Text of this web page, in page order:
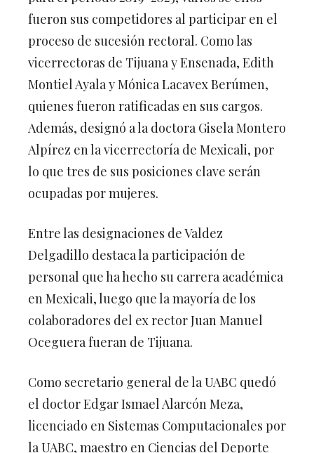
fueron sus competidores al participar en el
proceso de sucesión rectoral. Como las
vicerrectoras de Tijuana y Ensenada, Edith
Montiel Ayala y Mónica Lacavex Berúmen,
quienes fueron ratificadas en sus cargos.
Además, designó a la doctora Gisela Montero
Alpírez en la vicerrectoría de Mexicali, por
lo que tres de sus posiciones clave serán
ocupadas por mujeres.
Entre las designaciones de Valdez
Delgadillo destaca la participación de
personal que ha hecho su carrera académica
en Mexicali, luego que la mayoría de los
colaboradores del ex rector Juan Manuel
Oceguera fueran de Tijuana.
Como secretario general de la UABC quedó
el doctor Edgar Ismael Alarcón Meza,
licenciado en Sistemas Computacionales por
la UABC, maestro en Ciencias del Deporte